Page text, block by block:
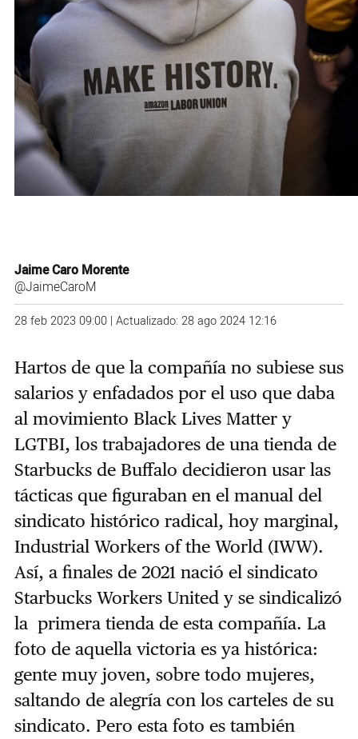
Jaime Caro Morente
@JaimeCaroM
28 feb 2023 09:00 | Actualizado: 28 ago 2024 12:16
Hartos de que la compañía no subiese sus
salarios y enfadados por el uso que daba
al movimiento Black Lives Matter y
LGTBI, los trabajadores de una tienda de
Starbucks de Buffalo decidieron usar las
tácticas que figuraban en el manual del
sindicato histórico radical, hoy marginal,
Industrial Workers of the World (IWW).
Así, a finales de 2021 nació el sindicato
Starbucks Workers United y se sindicalizó
la primera tienda de esta compañía. La
foto de aquella victoria es ya histórica:
gente muy joven, sobre todo mujeres,
saltando de alegría con los carteles de su
sindicato. Pero esta foto es también